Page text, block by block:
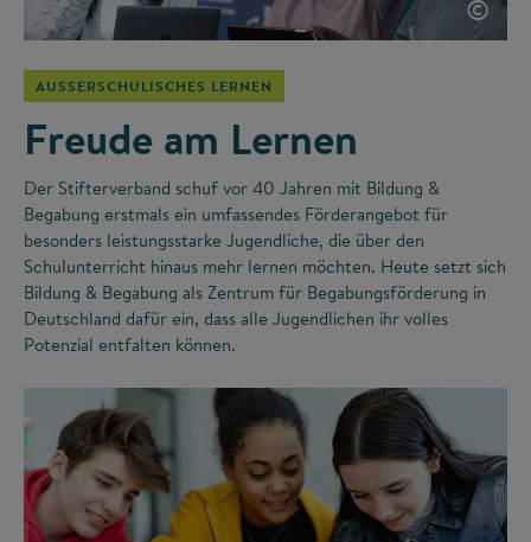
©
AUSSERSCHULISCHES LERNEN
Freude am Lernen
Der Stifterverband schuf vor 40 Jahren mit Bildung &
Begabung erstmals ein umfassendes Förderangebot für
besonders leistungsstarke Jugendliche, die über den
Schulunterricht hinaus mehr lernen möchten. Heute setzt sich
Bildung & Begabung als Zentrum für Begabungsförderung in
Deutschland dafür ein, dass alle Jugendlichen ihr volles
Potenzial entfalten können.